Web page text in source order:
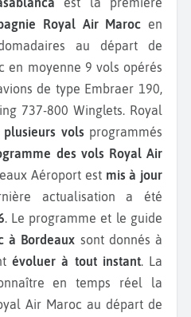
Royal Air Maroc en
au départ de
en moyenne 9 vols opérés
de type Embraer 190,
737-800 Winglets. Royal
plusieurs vols programmés
des vols Royal Air
Aéroport est mis à jour
actualisation a été
. Le programme et le guide
à Bordeaux sont donnés à
évoluer à tout instant. La
en temps réel la
Air Maroc au départ de